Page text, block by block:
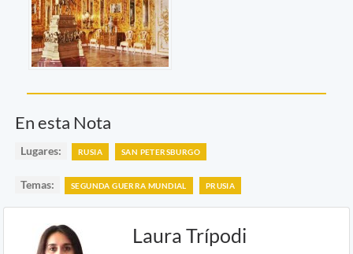
En esta Nota
Lugares: RUSIA SAN PETERSBURGO
Temas: SEGUNDA GUERRA MUNDIAL PRUSIA
Laura Trípodi